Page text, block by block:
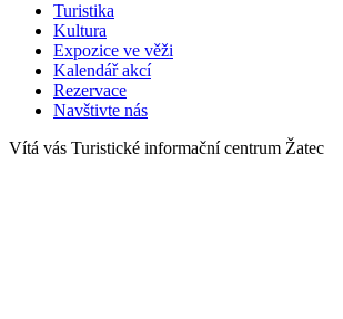
Turistika
Kultura
Expozice ve věži
Kalendář akcí
Rezervace
Navštivte nás
Vítá vás Turistické informační centrum Žatec